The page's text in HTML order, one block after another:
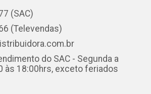
(SAC)
(Televendas)
do SAC - Segunda a
às 18:00hrs, exceto feriados